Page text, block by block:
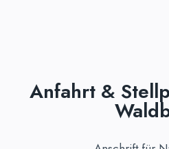
Anfahrt &